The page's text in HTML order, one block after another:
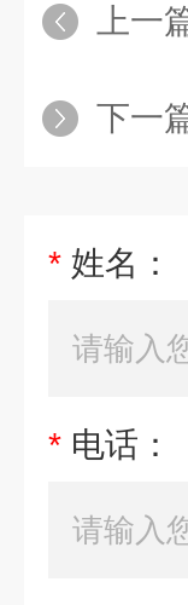
上一
下一
* 姓名：
* 电话：